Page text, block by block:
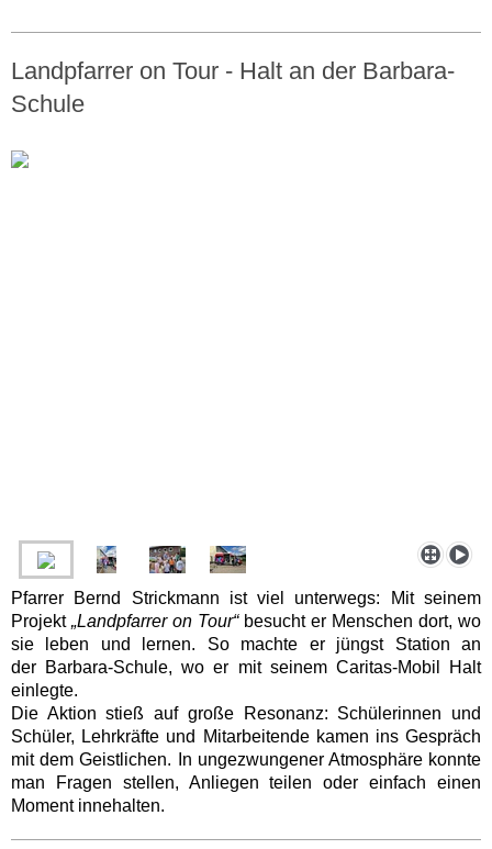
Landpfarrer on Tour - Halt an der Barbara-
Schule
Pfarrer Bernd Strickmann ist viel unterwegs: Mit seinem
Projekt „Landpfarrer on Tour“besucht er Menschen dort, wo
sie leben und lernen. So machte er jüngst Station an
der Barbara-Schule, wo er mit seinem Caritas-Mobil Halt
einlegte.
Die Aktion stieß auf große Resonanz: Schülerinnen und
Schüler, Lehrkräfte und Mitarbeitende kamen ins Gespräch
mit dem Geistlichen. In ungezwungener Atmosphäre konnte
man Fragen stellen, Anliegen teilen oder einfach einen
Moment innehalten.